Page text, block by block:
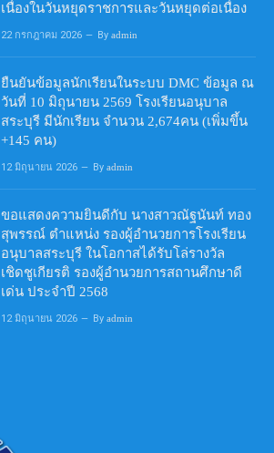
เนื่องในวันหยุดราชการและวันหยุดต่อเนื่อง
22 กรกฎาคม 2026 By admin
ยืนยันข้อมูลนักเรียนในระบบ DMC ข้อมูล ณ
วันที่ 10 มิถุนายน 2569 โรงเรียนอนุบาล
สระบุรี มีนักเรียน จำนวน 2,674คน (เพิ่มขึ้น
+145 คน)
12 มิถุนายน 2026 By admin
ขอแสดงความยินดีกับ นางสาวณัฐนันท์ ทอง
สุพรรณ์ ตำแหน่ง รองผู้อำนวยการโรงเรียน
อนุบาลสระบุรี ในโอกาสได้รับโล่รางวัล
เชิดชูเกียรติ รองผู้อำนวยการสถานศึกษาดี
เด่น ประจำปี 2568
12 มิถุนายน 2026 By admin